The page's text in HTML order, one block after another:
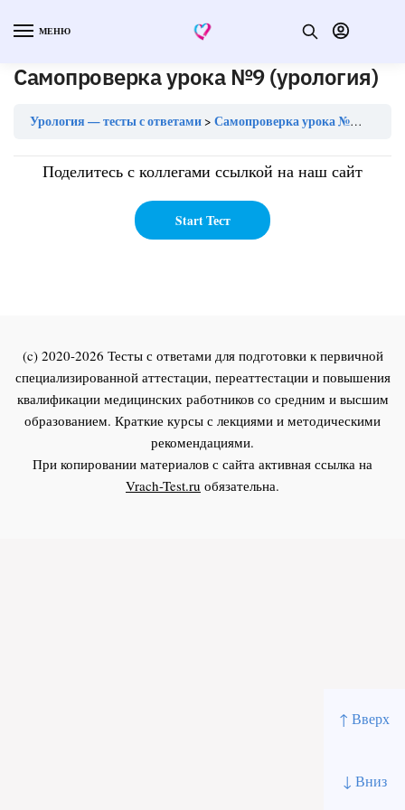
↑ Вверх
↓ Вниз
МЕНЮ
Самопроверка урока №9 (урология)
Урология — тесты с ответами Самопроверка урока №9 (урология)
Поделитесь с коллегами ссылкой на наш сайт
(c) 2020-2026 Тесты с ответами для подготовки к первичной
специализированной аттестации, переаттестации и повышения
квалификации медицинских работников со средним и высшим
образованием. Краткие курсы с лекциями и методическими
рекомендациями.
При копировании материалов с сайта активная ссылка на
Vrach-Test.ru обязательна.